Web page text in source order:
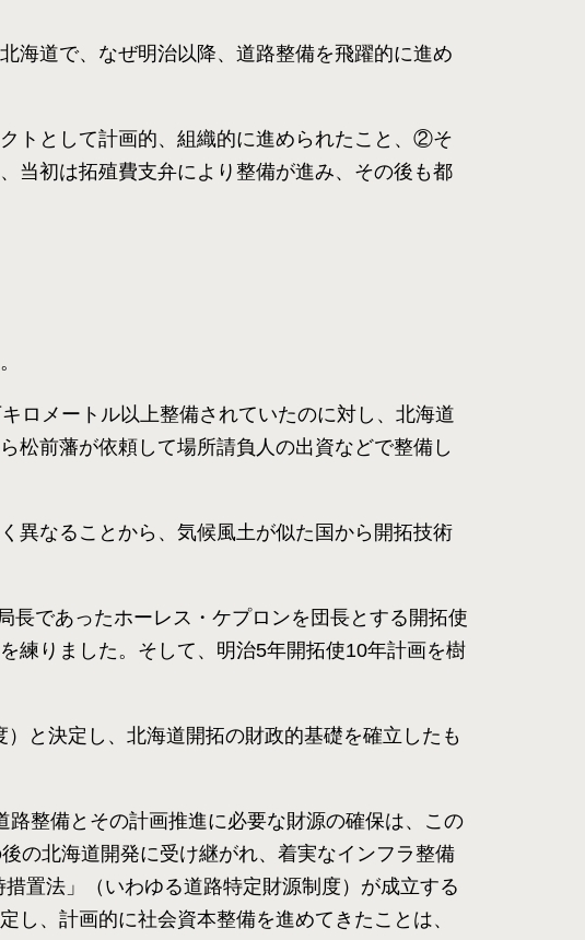
海道で、なぜ明治以降、道路整備を飛躍的に進め
トとして計画的、組織的に進められたこと、②そ
当初は拓殖費支弁により整備が進み、その後も都
ロメートル以上整備されていたのに対し、北海道
松前藩が依頼して場所請負人の出資などで整備し
異なることから、気候風土が似た国から開拓技術
長であったホーレス・ケプロンを団長とする開拓使
練りました。そして、明治5年開拓使10年計画を樹
と決定し、北海道開拓の財政的基礎を確立したも
整備とその計画推進に必要な財源の確保は、この
の北海道開発に受け継がれ、着実なインフラ整備
置法」（いわゆる道路特定財源制度）が成立する
、計画的に社会資本整備を進めてきたことは、